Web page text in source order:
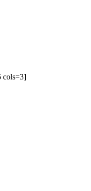
cols=3]